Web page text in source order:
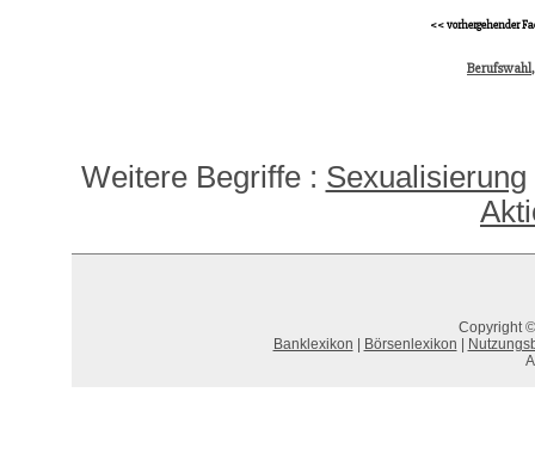
<< vorhergehender
Weitere Begriffe : Sexualisierung
Copyright
Banklexikon
Börsenlexikon